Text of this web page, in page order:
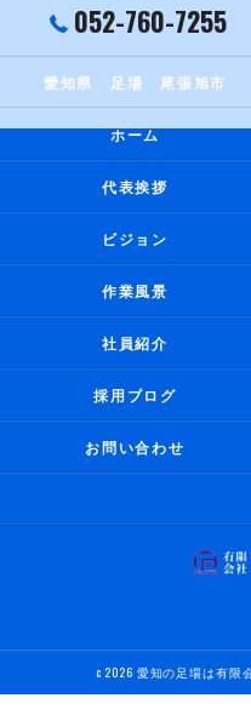
052-760-7255
愛知県 足場 尾張旭市
ホーム
代表挨拶
ビジョン
作業風景
社員紹介
採用ブログ
お問い合わせ
c 2026 愛知の足場は有限会